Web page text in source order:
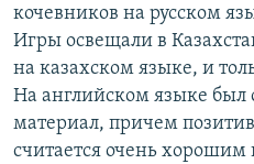
кочевников на русском
Игры освещали в
на казахском языке, и
На английском языке был
материал, причем
считается очень хорошим